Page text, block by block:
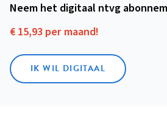
Neem het digitaal ntvg
€ 15,93 per maand!
IK WIL DIGITAAL